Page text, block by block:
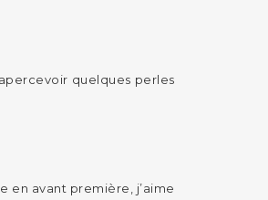
quelques perles
en avant première, j’aime